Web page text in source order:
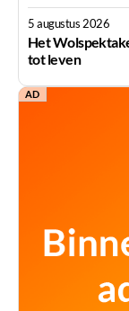
5 augustus 2026
Het
tot leven
AD